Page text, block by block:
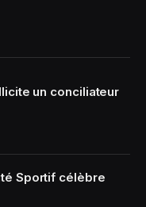
un conciliateur
Sportif célèbre